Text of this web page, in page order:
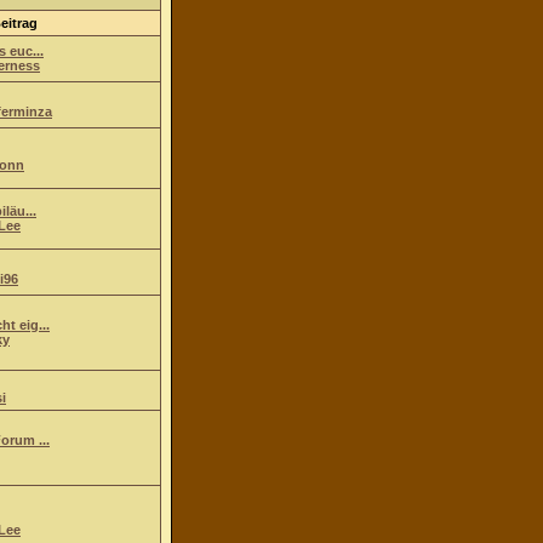
euc...
eig...
...